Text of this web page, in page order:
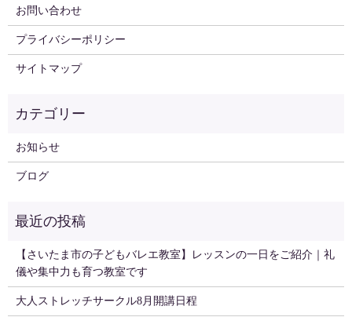
お問い合わせ
プライバシーポリシー
サイトマップ
お知らせ
ブログ
【さいたま市の子どもバレエ教室】レッスンの一日をご紹介｜礼
儀や集中力も育つ教室です
大人ストレッチサークル8月開講日程